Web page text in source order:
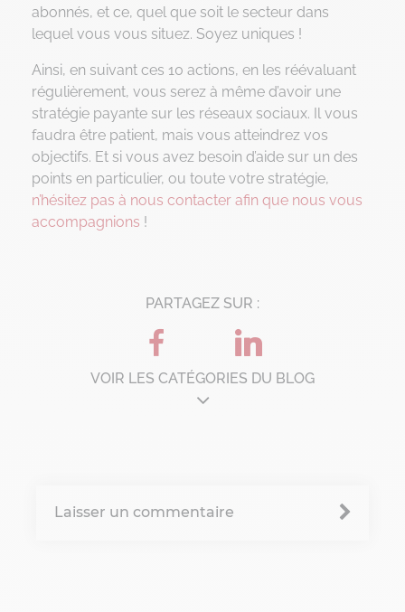
abonnés, et ce, quel que soit le secteur dans
lequel vous vous situez. Soyez uniques !
Ainsi, en suivant ces 10 actions, en les réévaluant
régulièrement, vous serez à même d’avoir une
stratégie payante sur les réseaux sociaux. Il vous
faudra être patient, mais vous atteindrez vos
objectifs. Et si vous avez besoin d’aide sur un des
points en particulier, ou toute votre stratégie,
n’hésitez pas à nous contacter afin que nous vous
accompagnions !
PARTAGEZ SUR :
VOIR LES CATÉGORIES DU BLOG
Change management
Laisser un commentaire